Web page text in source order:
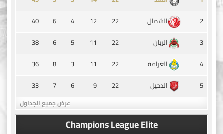
2
الشمال 22
12
4
6
40
3
الريان 22
11
5
6
38
4
الغرافة 22
11
3
8
36
5
الدحيل 22
9
6
7
33
عرض جميع الجداول
Champions League Elite